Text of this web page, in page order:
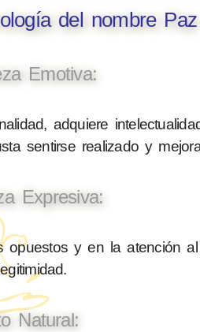
del nombre Paz
Emotiva:
adquiere
sentirse realizado y
Expresiva:
y en la atención
Natural: